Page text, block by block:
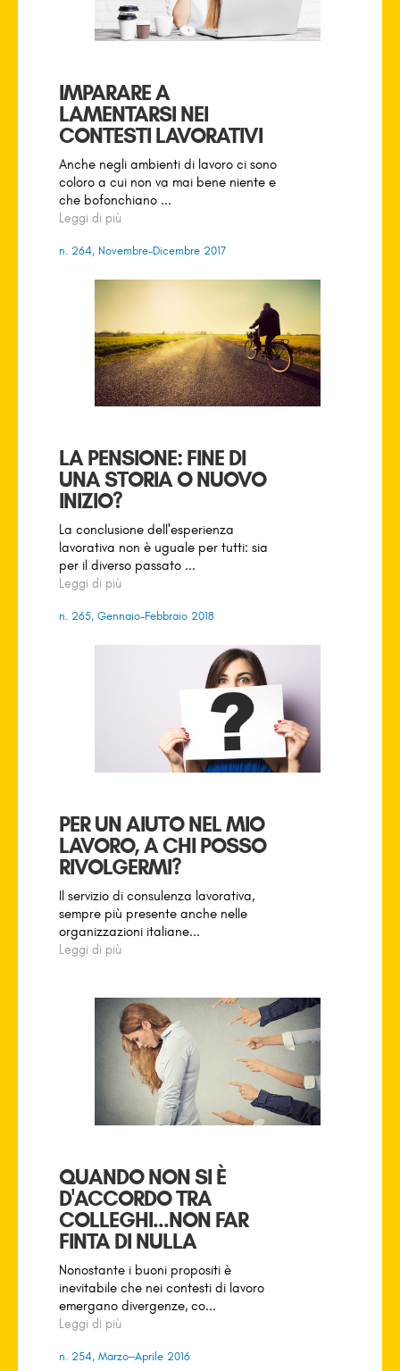
IMPARARE A
LAMENTARSI NEI
CONTESTI LAVORATIVI
Anche negli ambienti di lavoro ci sono
coloro a cui non va mai bene niente e
che bofonchiano ...
Leggi di più
n. 264, Novembre-Dicembre 2017
LA PENSIONE: FINE DI
UNA STORIA O NUOVO
INIZIO?
La conclusione dell'esperienza
lavorativa non è uguale per tutti: sia
per il diverso passato ...
Leggi di più
n. 265, Gennaio-Febbraio 2018
PER UN AIUTO NEL MIO
LAVORO, A CHI POSSO
RIVOLGERMI?
Il servizio di consulenza lavorativa,
sempre più presente anche nelle
organizzazioni italiane...
Leggi di più
QUANDO NON SI È
D'ACCORDO TRA
COLLEGHI...NON FAR
FINTA DI NULLA
Nonostante i buoni propositi è
inevitabile che nei contesti di lavoro
emergano divergenze, co...
Leggi di più
n. 254, Marzo–Aprile 2016